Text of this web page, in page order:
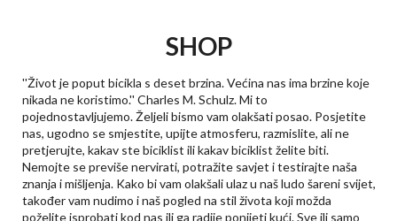
SHOP
''Život je poput bicikla s deset brzina. Većina nas ima brzine koje
nikada ne koristimo.'' Charles M. Schulz. Mi to
pojednostavljujemo. Željeli bismo vam olakšati posao. Posjetite
nas, ugodno se smjestite, upijte atmosferu, razmislite, ali ne
pretjerujte, kakav ste biciklist ili kakav biciklist želite biti.
Nemojte se previše nervirati, potražite savjet i testirajte naša
znanja i mišljenja. Kako bi vam olakšali ulaz u naš ludo šareni svijet,
također vam nudimo i naš pogled na stil života koji možda
poželite isprobati kod nas ili ga radije ponijeti kući. Sve ili samo